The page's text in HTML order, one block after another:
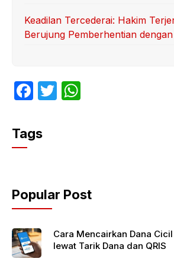
Keadilan Tercederai: Hakim
Berujung Pemberhentian
F
c
e
o
o
k
T
p
p
Tags
Popular Post
Cara Mencairkan Dana
lewat Tarik Dana dan QRIS